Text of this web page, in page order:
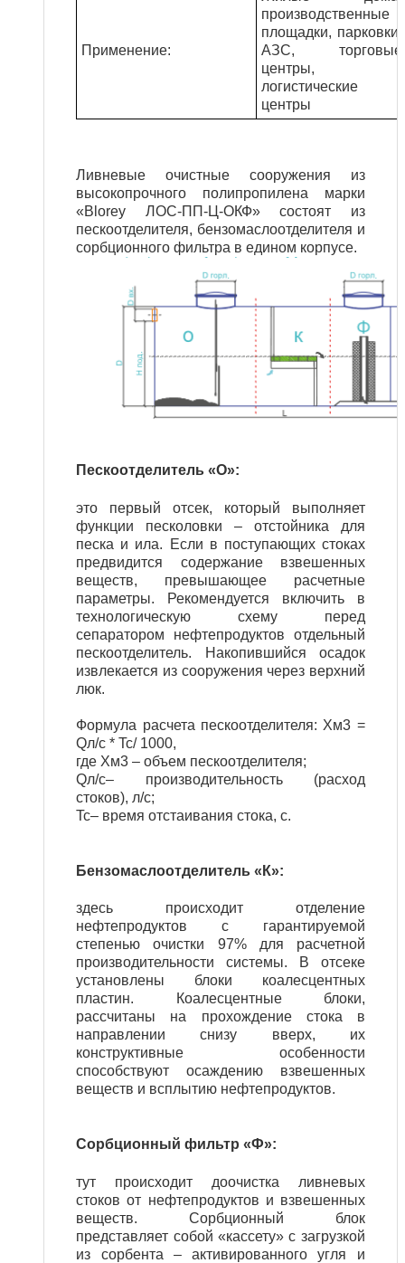
Применение:
производственные
площадки, парковки,
АЗС, торговые
центры,
логистические
центры
Ливневые очистные сооружения из
высокопрочного полипропилена марки
«Blorey ЛОС-ПП-Ц-ОКФ» состоят из
пескоотделителя, бензомаслоотделителя и
сорбционного фильтра в едином корпусе.
Пескоотделитель «О»:
это первый отсек, который выполняет
функции песколовки – отстойника для
песка и ила. Если в поступающих стоках
предвидится содержание взвешенных
веществ, превышающее расчетные
параметры. Рекомендуется включить в
технологическую схему перед
сепаратором нефтепродуктов отдельный
пескоотделитель. Накопившийся осадок
извлекается из сооружения через верхний
люк.
Формула расчета пескоотделителя: Хм3 =
Qл/с * Tc/ 1000,
где Хм3 – объем пескоотделителя;
Qл/с– производительность (расход
стоков), л/с;
Tc– время отстаивания стока, с.
Бензомаслоотделитель «К»:
здесь происходит отделение
нефтепродуктов с гарантируемой
степенью очистки 97% для расчетной
производительности системы. В отсеке
установлены блоки коалесцентных
пластин. Коалесцентные блоки,
рассчитаны на прохождение стока в
направлении снизу вверх, их
конструктивные особенности
способствуют осаждению взвешенных
веществ и всплытию нефтепродуктов.
Сорбционный фильтр «Ф»:
тут происходит доочистка ливневых
стоков от нефтепродуктов и взвешенных
веществ. Сорбционный блок
представляет собой «кассету» с загрузкой
из сорбента – активированного угля и